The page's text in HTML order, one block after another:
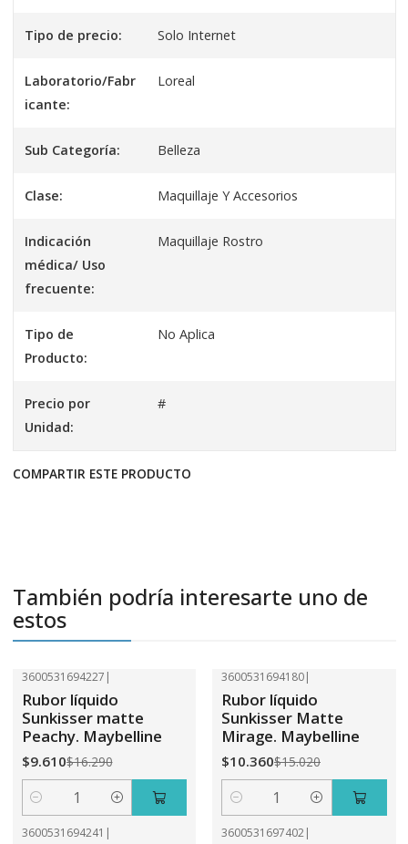
Tipo de precio: Solo Internet
Laboratorio/Fabr
icante:
Loreal
Sub Categoría: Belleza
Clase: Maquillaje Y Accesorios
Indicación
médica/ Uso
frecuente:
Maquillaje Rostro
Tipo de
Producto:
No Aplica
Precio por
Unidad:
#
COMPARTIR ESTE PRODUCTO
También podría interesarte uno de
estos
3600531694227 |
Rubor líquido
Sunkisser matte
Peachy. Maybelline
$9.610$16.290
Cantidad
3600531694180|
Rubor líquido
Sunkisser Matte
Mirage. Maybelline
$10.360$15.020
Cantidad
3600531694241 | 3600531697402|